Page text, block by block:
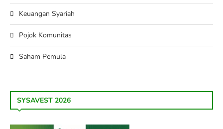
Keuangan Syariah
Pojok Komunitas
Saham Pemula
SYSAVEST 2026